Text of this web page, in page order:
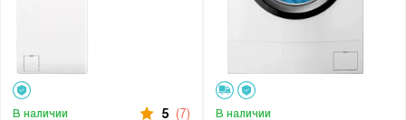
В наличии 5 (7) В наличии